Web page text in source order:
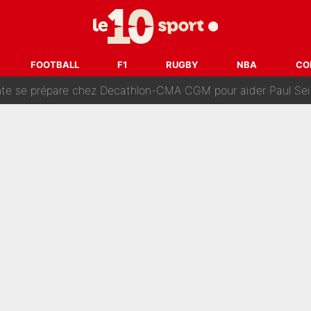
FOOTBALL F1 RUGBY NBA
chroniqueur de L’EQUIPE du Soir : «Pendant un moment, je ne les
à l'OM, un ancien international français va finalement
se prépare chez Decathlon-CMA CGM pour aider Paul